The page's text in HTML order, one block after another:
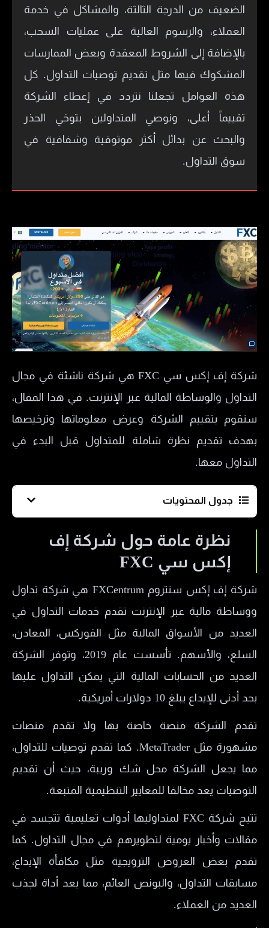
الضعيف من الدرجة الثالثة، والمشاكل في خدمة
العملاء، والرسوم العالية على عمليات السحب،
بالإضافة إلى الشروط المعقدة وبعض الممارسات
المشكوك فيها مثل تقديم توصيات التداول. كل
هذه العوامل تجعلنا نتردد في إعطاء الشركة
تقييماً أعلى، ونوصي المتداولين بتوخي الحذر
والبحث عن بدائل أكثر موثوقية وشفافية في
سوق التداول.
شركة إف إكس سي FXC هي شركة ناشئة في مجال
التداول والوساطة المالية عبر الإنترنت. في هذا المقال،
سنقوم بتقييم الشركة وعرض معلوماتها وترخيصها
بهدف تقديم نظرة شاملة للمتداول قبل البدء في
التداول معها.
جدول المحتويات
Centrum
الأصول المالية المتوفرة لدى شركة FXCentrum
منصات التداول لدى شركة اف اكس سنتروم
أنواع حسابات شركة FX Centrum
حساب مكافأة الهامش
حساب مكافأة عائمة الهامش
حساب السكالبينج
طرق السحب والإيداع لدى شركة إف إكس
سنتروم
هل شركة FX Centrum نصابة؟
رسوم شركة اف اكس سي FXC
معلومات الاتصال بشركة اف اكس سنتروم FX
Centrum
خدمة العملاء في شركة اف اكس سنتروم
FXCentrum
ايجابيات وسلبيات شركة اف اكس سنتروم
نظرة عامة حول شركة إف
إكس سي FXC
شركة إف إكس سنتروم FXCentrum هي شركة تداول
ووساطة مالية عبر الإنترنت تقدم خدمات التداول في
العديد من الأسواق المالية مثل الفوركس، المعادن،
السلع، والأسهم. تأسست عام 2019، وتوفر الشركة
العديد من الحسابات المالية التي يمكن التداول عليها
بحد أدنى للإيداع يبلغ 10 دولارات أمريكية.
تقدم الشركة منصة خاصة بها ولا تقدم منصات
مشهورة مثل MetaTrader. كما تقدم توصيات للتداول،
مما يجعل الشركة محل شك وريبة، حيث أن تقديم
التوصيات يعد مخالفا للمعايير التنظيمية المتبعة.
تتيح شركة FXC لمتداوليها أدوات تعليمية تتجسد في
مقالات وأخبار يومية لتطويرهم في مجال التداول. كما
تقدم بعض العروض الترويجية مثل مكافأة الإيداع،
مسابقات التداول، والبونص العائم، مما يعد أداة لجذب
العديد من العملاء.